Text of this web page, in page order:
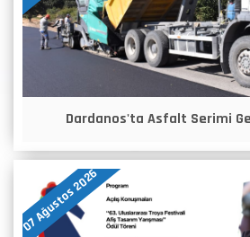
Dardanos'ta Asfalt Serimi
07 Ağustos 2026